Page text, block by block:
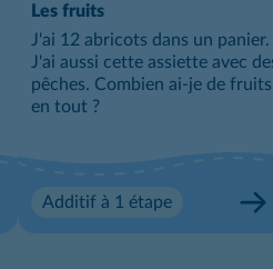
Les fruits
J'ai 12 abricots dans un panier.
J'ai aussi cette assiette avec
pêches. Combien ai-je de fruits
en tout ?
Additif à 1 étape